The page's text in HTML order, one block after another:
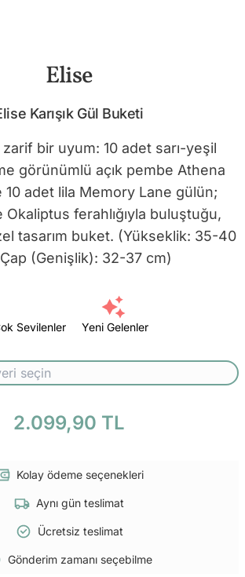
Elise
Karışık Gül Buketi
bir uyum: 10 adet sarı-yeşil
görünümlü açık pembe Athena
10 adet lila Memory Lane gülün;
Okaliptus ferahlığıyla buluştuğu,
tasarım buket. (Yükseklik: 35-40
(Genişlik): 32-37 cm)
Sevilenler Yeni Gelenler
2.099,90 TL
Kolay ödeme seçenekleri
Aynı gün teslimat
Ücretsiz teslimat
Gönderim zamanı seçebilme